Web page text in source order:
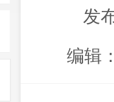
发
编辑